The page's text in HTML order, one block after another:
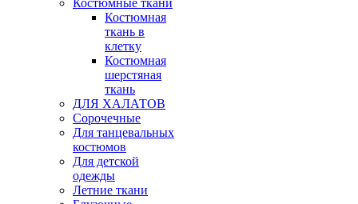
Костюмные ткани
Костюмная
ткань в
клетку
Костюмная
шерстяная
ткань
ДЛЯ ХАЛАТОВ
Сорочечные
Для танцевальных
костюмов
Для детской
одежды
Летние ткани